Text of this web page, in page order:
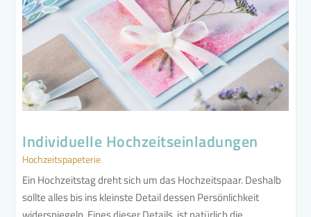
Individuelle Hochzeitseinladungen
Hochzeitspapeterie
Ein Hochzeitstag dreht sich um das Hochzeitspaar. Deshalb
sollte alles bis ins kleinste Detail dessen Persönlichkeit